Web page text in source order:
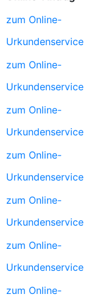
zum Online-
Urkundenservice
zum Online-
Urkundenservice
zum Online-
Urkundenservice
zum Online-
Urkundenservice
zum Online-
Urkundenservice
zum Online-
Urkundenservice
zum Online-